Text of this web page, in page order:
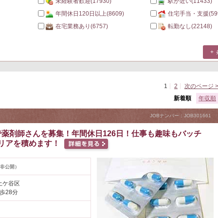
年間休日120日以上(8609) 住宅手当・支援
在宅業務あり (6757) 転勤なし(22148)
1 2
次のページ >
年収順
新着順
JOBナンバー：JOB301661
剤師さんを募集！年間休日126日！仕事も趣味もバッチ
アを積めます！
公開）
ケ谷区
28分